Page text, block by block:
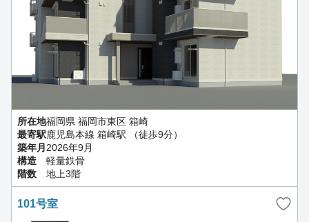
所在地福岡県 福岡市東区 箱崎
最寄駅鹿児島本線 箱崎駅 （徒歩9分）
築年月 2026年9月
構造
軽量鉄骨
階数
地上3階
101号室